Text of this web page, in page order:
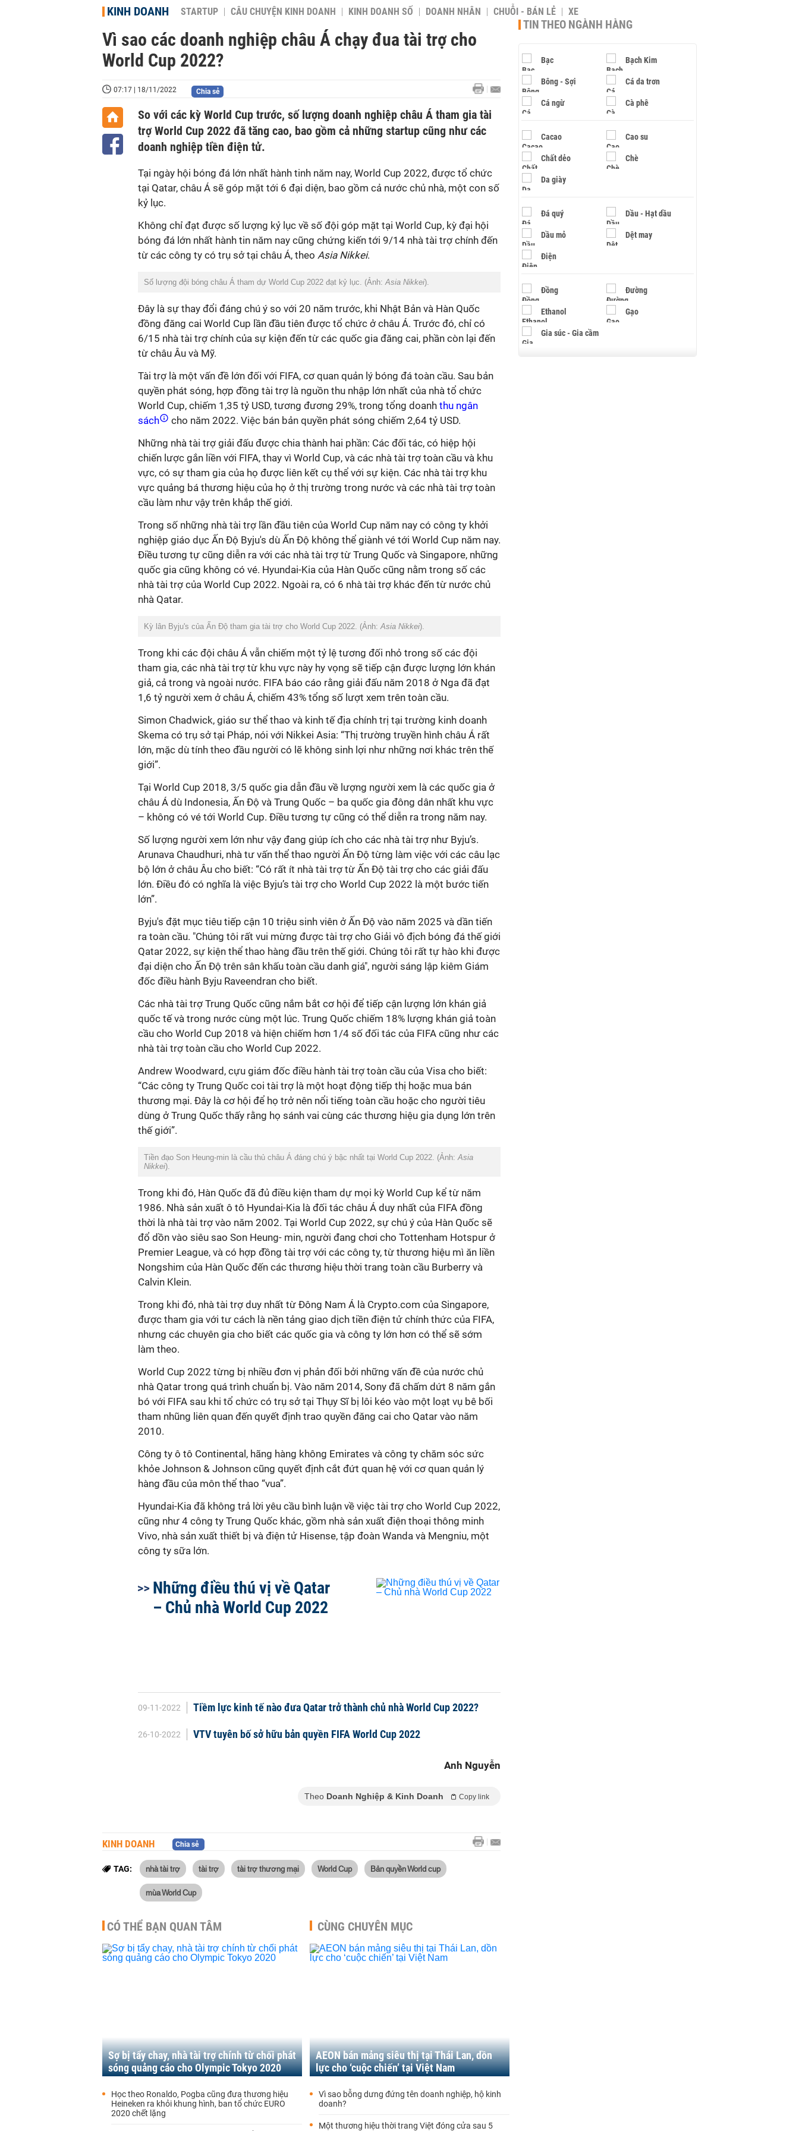
KINH DOANH STARTUP CÂU CHUYỆN KINH DOANH KINH DOANH SỐ DOANH NHÂN CHUỖI - BÁN LẺ XE
Vì sao các doanh nghiệp châu Á chạy đua tài trợ cho
World Cup 2022?
07:17 | 18/11/2022 Chia sẻ
So với các kỳ World Cup trước, số lượng doanh nghiệp châu Á tham gia tài
trợ World Cup 2022 đã tăng cao, bao gồm cả những startup cũng như các
doanh nghiệp tiền điện tử.
Tại ngày hội bóng đá lớn nhất hành tinh năm nay, World Cup 2022, được tổ chức
tại Qatar, châu Á sẽ góp mặt tới 6 đại diện, bao gồm cả nước chủ nhà, một con số
kỷ lục.
Không chỉ đạt được số lượng kỷ lục về số đội góp mặt tại World Cup, kỳ đại hội
bóng đá lớn nhất hành tin năm nay cũng chứng kiến tới 9/14 nhà tài trợ chính đến
từ các công ty có trụ sở tại châu Á, theo Asia Nikkei.
Số lượng đội bóng châu Á tham dự World Cup 2022 đạt kỷ lục. (Ảnh:Asia Nikkei).
Đây là sự thay đổi đáng chú ý so với 20 năm trước, khi Nhật Bản và Hàn Quốc
đồng đăng cai World Cup lần đầu tiên được tổ chức ở châu Á. Trước đó, chỉ có
6/15 nhà tài trợ chính của sự kiện đến từ các quốc gia đăng cai, phần còn lại đến
từ châu Âu và Mỹ.
Tài trợ là một vấn đề lớn đối với FIFA, cơ quan quản lý bóng đá toàn cầu. Sau bản
quyền phát sóng, hợp đồng tài trợ là nguồn thu nhập lớn nhất của nhà tổ chức
World Cup, chiếm 1,35 tỷ USD, tương đương 29%, trong tổng doanh thu ngân
sách
cho năm 2022. Việc bán bản quyền phát sóng chiếm 2,64 tỷ USD.
Những nhà tài trợ giải đấu được chia thành hai phần: Các đối tác, có hiệp hội
chiến lược gắn liền với FIFA, thay vì World Cup, và các nhà tài trợ toàn cầu và khu
vực, có sự tham gia của họ được liên kết cụ thể với sự kiện. Các nhà tài trợ khu
vực quảng bá thương hiệu của họ ở thị trường trong nước và các nhà tài trợ toàn
cầu làm như vậy trên khắp thế giới.
Trong số những nhà tài trợ lần đầu tiên của World Cup năm nay có công ty khởi
nghiệp giáo dục Ấn Độ Byju's dù Ấn Độ không thể giành vé tới World Cup năm nay.
Điều tương tự cũng diễn ra với các nhà tài trợ từ Trung Quốc và Singapore, những
quốc gia cũng không có vé. Hyundai-Kia của Hàn Quốc cũng nằm trong số các
nhà tài trợ của World Cup 2022. Ngoài ra, có 6 nhà tài trợ khác đến từ nước chủ
nhà Qatar.
Kỳ lân Byju's của Ấn Độ tham gia tài trợ cho World Cup 2022. (Ảnh:Asia Nikkei).
Trong khi các đội châu Á vẫn chiếm một tỷ lệ tương đối nhỏ trong số các đội
tham gia, các nhà tài trợ từ khu vực này hy vọng sẽ tiếp cận được lượng lớn khán
giả, cả trong và ngoài nước. FIFA báo cáo rằng giải đấu năm 2018 ở Nga đã đạt
1,6 tỷ người xem ở châu Á, chiếm 43% tổng số lượt xem trên toàn cầu.
Simon Chadwick, giáo sư thể thao và kinh tế địa chính trị tại trường kinh doanh
Skema có trụ sở tại Pháp, nói với Nikkei Asia: “Thị trường truyền hình châu Á rất
lớn, mặc dù tính theo đầu người có lẽ không sinh lợi như những nơi khác trên thế
giới”.
Tại World Cup 2018, 3/5 quốc gia dẫn đầu về lượng người xem là các quốc gia ở
châu Á dù Indonesia, Ấn Độ và Trung Quốc – ba quốc gia đông dân nhất khu vực
– không có vé tới World Cup. Điều tương tự cũng có thể diễn ra trong năm nay.
Số lượng người xem lớn như vậy đang giúp ích cho các nhà tài trợ như Byju’s.
Arunava Chaudhuri, nhà tư vấn thể thao người Ấn Độ từng làm việc với các câu lạc
bộ lớn ở châu Âu cho biết: “Có rất ít nhà tài trợ từ Ấn Độ tài trợ cho các giải đấu
lớn. Điều đó có nghĩa là việc Byju’s tài trợ cho World Cup 2022 là một bước tiến
lớn”.
Byju's đặt mục tiêu tiếp cận 10 triệu sinh viên ở Ấn Độ vào năm 2025 và dần tiến
ra toàn cầu. "Chúng tôi rất vui mừng được tài trợ cho Giải vô địch bóng đá thế giới
Qatar 2022, sự kiện thể thao hàng đầu trên thế giới. Chúng tôi rất tự hào khi được
đại diện cho Ấn Độ trên sân khấu toàn cầu danh giá", người sáng lập kiêm Giám
đốc điều hành Byju Raveendran cho biết.
Các nhà tài trợ Trung Quốc cũng nắm bắt cơ hội để tiếp cận lượng lớn khán giả
quốc tế và trong nước cùng một lúc. Trung Quốc chiếm 18% lượng khán giả toàn
cầu cho World Cup 2018 và hiện chiếm hơn 1/4 số đối tác của FIFA cũng như các
nhà tài trợ toàn cầu cho World Cup 2022.
Andrew Woodward, cựu giám đốc điều hành tài trợ toàn cầu của Visa cho biết:
“Các công ty Trung Quốc coi tài trợ là một hoạt động tiếp thị hoặc mua bán
thương mại. Đây là cơ hội để họ trở nên nổi tiếng toàn cầu hoặc cho người tiêu
dùng ở Trung Quốc thấy rằng họ sánh vai cùng các thương hiệu gia dụng lớn trên
thế giới”.
Tiền đạo Son Heung-min là cầu thủ châu Á đáng chú ý bậc nhất tại World Cup 2022. (Ảnh:Asia
Nikkei).
Trong khi đó, Hàn Quốc đã đủ điều kiện tham dự mọi kỳ World Cup kể từ năm
1986. Nhà sản xuất ô tô Hyundai-Kia là đối tác châu Á duy nhất của FIFA đồng
thời là nhà tài trợ vào năm 2002. Tại World Cup 2022, sự chú ý của Hàn Quốc sẽ
đổ dồn vào siêu sao Son Heung- min, người đang chơi cho Tottenham Hotspur ở
Premier League, và có hợp đồng tài trợ với các công ty, từ thương hiệu mì ăn liền
Nongshim của Hàn Quốc đến các thương hiệu thời trang toàn cầu Burberry và
Calvin Klein.
Trong khi đó, nhà tài trợ duy nhất từ ​​Đông Nam Á là Crypto.com của Singapore,
được tham gia với tư cách là nền tảng giao dịch tiền điện tử chính thức của FIFA,
nhưng các chuyên gia cho biết các quốc gia và công ty lớn hơn có thể sẽ sớm
làm theo.
World Cup 2022 từng bị nhiều đơn vị phản đối bởi những vấn đề của nước chủ
nhà Qatar trong quá trình chuẩn bị. Vào năm 2014, Sony đã chấm dứt 8 năm gắn
bó với FIFA sau khi tổ chức có trụ sở tại Thụy Sĩ bị lôi kéo vào một loạt vụ bê bối
tham nhũng liên quan đến quyết định trao quyền đăng cai cho Qatar vào năm
2010.
Công ty ô tô Continental, hãng hàng không Emirates và công ty chăm sóc sức
khỏe Johnson & Johnson cũng quyết định cắt đứt quan hệ với cơ quan quản lý
hàng đầu của môn thể thao “vua”.
Hyundai-Kia đã không trả lời yêu cầu bình luận về việc tài trợ cho World Cup 2022,
cũng như 4 công ty Trung Quốc khác, gồm nhà sản xuất điện thoại thông minh
Vivo, nhà sản xuất thiết bị và điện tử Hisense, tập đoàn Wanda và Mengniu, một
công ty sữa lớn.
Những điều thú vị về Qatar
– Chủ nhà World Cup 2022
09-11-2022 Tiềm lực kinh tế nào đưa Qatar trở thành chủ nhà World Cup 2022?
26-10-2022 VTV tuyên bố sở hữu bản quyền FIFA World Cup 2022
Anh Nguyễn
Theo Doanh Nghiệp & Kinh Doanh Copy link
KINH DOANH Chia sẻ
TAG: nhà tài trợ tài trợ tài trợ thương mại World Cup Bản quyền World cup
mùa World Cup
CÓ THỂ BẠN QUAN TÂM
Sợ bị tẩy chay, nhà tài trợ chính từ chối phát
sóng quảng cáo cho Olympic Tokyo 2020
Học theo Ronaldo, Pogba cũng đưa thương hiệu
Heineken ra khỏi khung hình, ban tổ chức EURO
2020 chết lặng
CÙNG CHUYÊN MỤC
AEON bán mảng siêu thị tại Thái Lan, dồn
lực cho ‘cuộc chiến’ tại Việt Nam
Vì sao bỗng dưng đứng tên doanh nghiệp, hộ kinh
doanh?
Một thương hiệu thời trang Việt đóng cửa sau 5
TIN THEO NGÀNH HÀNG
Bạc Bạch Kim
Bông - Sợi Cá da trơn
Cá ngừ Cà phê
Cacao Cao su
Chất dẻo Chè
Da giày
Đá quý Dầu - Hạt dầu
Dầu mỏ Dệt may
Điện
Đồng Đường
Ethanol Gạo
Gia súc - Gia cầm